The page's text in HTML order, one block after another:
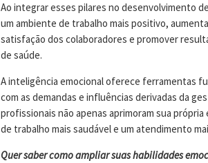
Ao integrar esses pilares no desenvolvimento
um ambiente de trabalho mais positivo,
satisfação dos colaboradores e promover
de saúde.
A inteligência emocional oferece ferramentas
com as demandas e influências derivadas da
profissionais não apenas aprimoram sua
de trabalho mais saudável e um atendimento
Quer saber como ampliar suas habilidades